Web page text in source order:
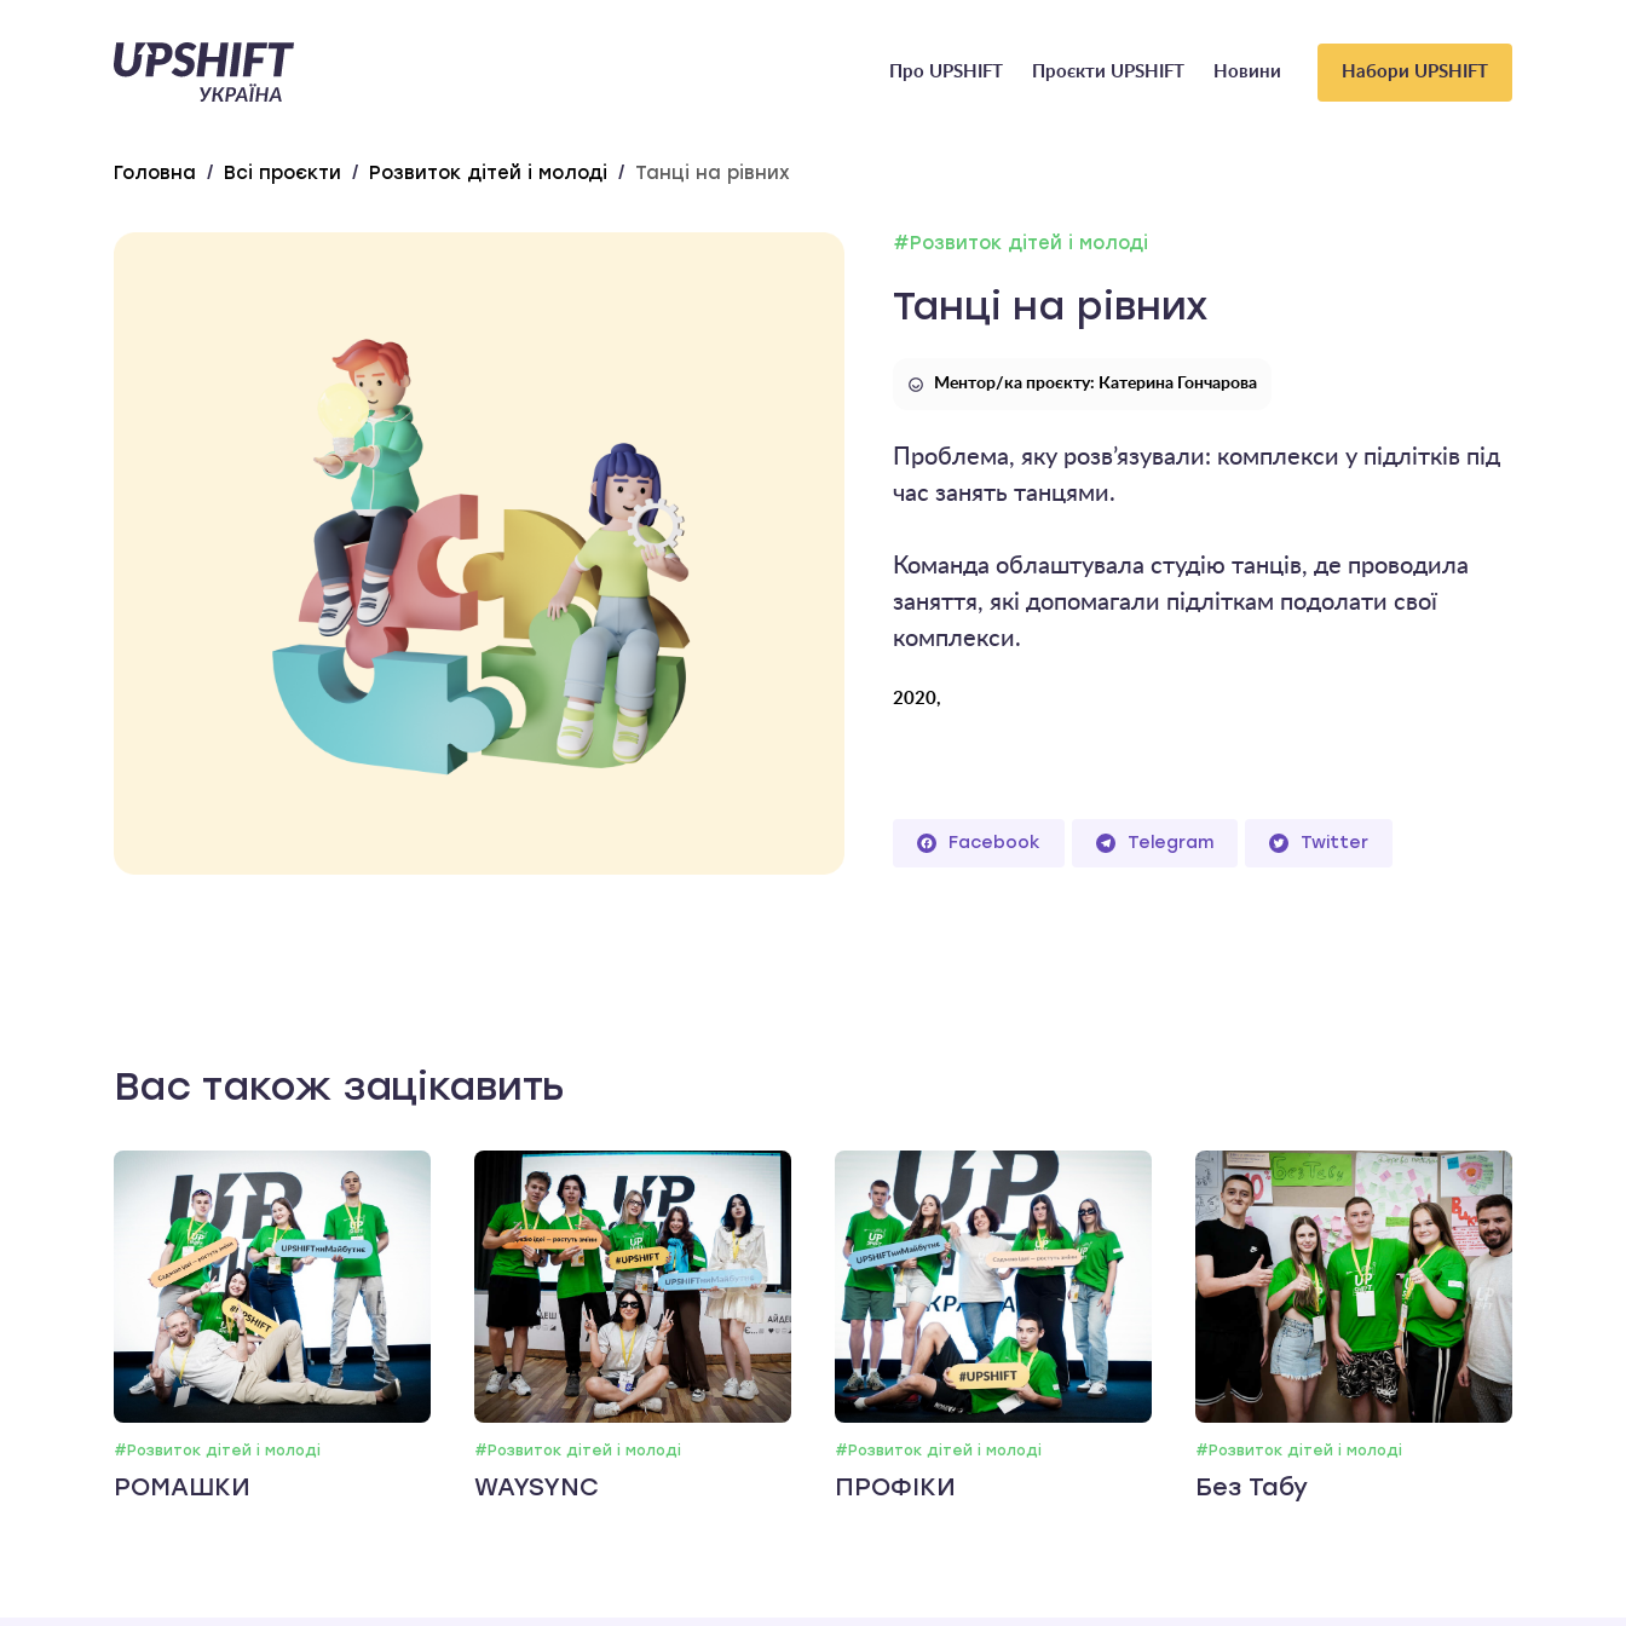
Upshift
Україна
Головне
Про UPSHIFT Проєкти UPSHIFT Новини Набори UPSHIFT
Головна / Всі проєкти / Розвиток дітей і молоді / Танці на рівних
#Розвиток дітей і молоді
Танці на рівних
Ментор/ка проєкту: Катерина Гончарова
Проблема, яку розв’язували: комплекси у підлітків під
час занять танцями.
Команда облаштувала студію танців, де проводила
заняття, які допомагали підліткам подолати свої
комплекси.
2020,
Facebook Telegram Twitter
Вас також зацікавить
#Розвиток дітей і молоді
РОМАШКИ
#Розвиток дітей і молоді
WAYSYNC
#Розвиток дітей і молоді
ПРОФІКИ
#Розвиток дітей і молоді
Без Табу